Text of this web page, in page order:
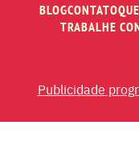
RECEITAS
RECEITAS
BLOGCONTATO
TRABALHE
Publicidade